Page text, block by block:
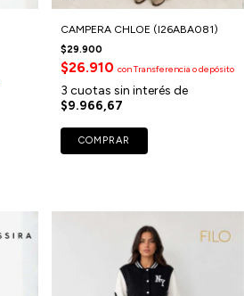
CAMPERA CHLOE (I26ABA081)
$29.900
$26.910 conTransferencia o depósito
3 cuotas sin interés de
$9.966,67
COMPRAR